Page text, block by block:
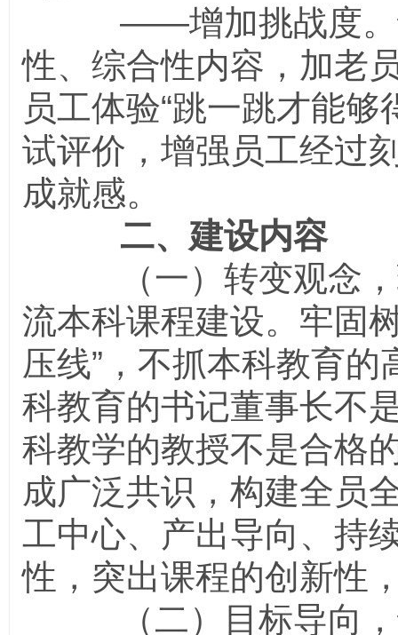
——增加挑战度。
性、综合性内容，加老
员工体验“跳一跳才能
试评价，增强员工经过
成就感。
二、建设内容
（一）转变观念，
流本科课程建设。牢固
压线”，不抓本科教育
科教育的书记董事长不
科教学的教授不是合格
成广泛共识，构建全员
工中心、产出导向、持
性，突出课程的创新性
（二）目标导向，